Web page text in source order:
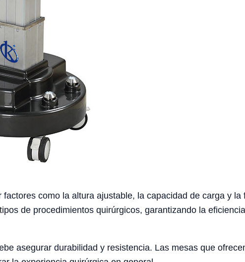
como la altura ajustable, la capacidad de carga y la
de procedimientos quirúrgicos, garantizando la
asegurar durabilidad y resistencia. Las mesas que